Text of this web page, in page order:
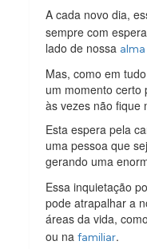
A cada novo dia,
sempre com
lado de nossa
Mas, como em
um momento certo
às vezes não fique
Esta espera pela
uma pessoa que
gerando uma
Essa inquietação
pode atrapalhar a
áreas da vida,
ou nafamiliar.